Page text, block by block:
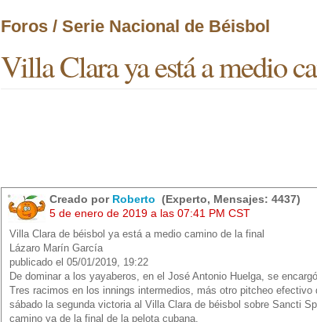
Foros / Serie Nacional de Béisbol
Villa Clara ya está a medio
Creado por Roberto (Experto, Mensajes: 4437)
5 de enero de 2019 a las 07:41 PM CST
Villa Clara de béisbol ya está a medio camino de la final
Lázaro Marín García
publicado el 05/01/2019, 19:22
De dominar a los yayaberos, en el José Antonio Huelga, se
Tres racimos en los innings intermedios, más otro pitcheo
sábado la segunda victoria al Villa Clara de béisbol sobre Sancti
camino ya de la final de la pelota cubana.